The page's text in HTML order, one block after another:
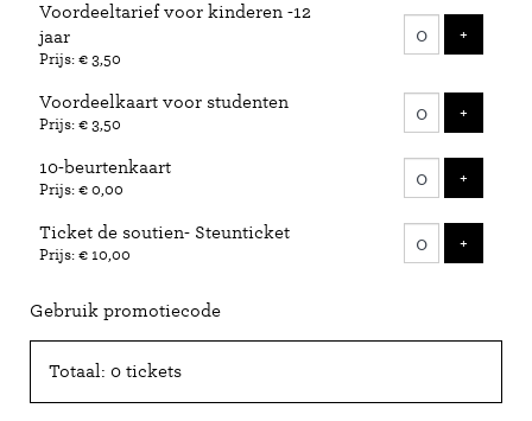
Voordeeltarief voor kinderen -12
jaar
Prijs: € 3,50
+
Voordeelkaart voor studenten
Prijs: € 3,50
+
10-beurtenkaart
Prijs: € 0,00
+
Ticket de soutien- Steunticket
Prijs: € 10,00
+
Gebruik promotiecode
Totaal: 0 tickets